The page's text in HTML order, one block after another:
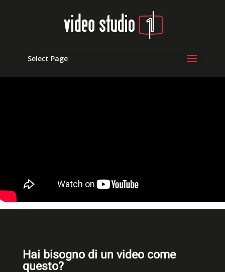
Select Page
Hai bisogno di un video come
questo?